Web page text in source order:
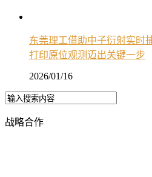
东莞理工借助中子衍射实时
打印原位观测迈出关键一步
2026/01/16
战略合作